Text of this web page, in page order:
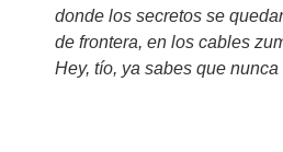
donde los secretos se
de frontera, en los cables
Hey, tío, ya sabes que nunca